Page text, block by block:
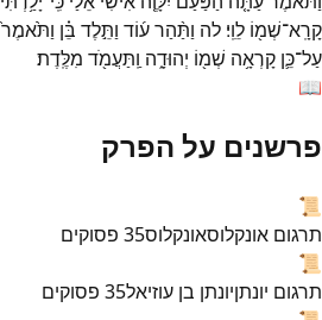
קָרָֽא־שְׁמ֖וֹ לֵוִֽי׃ לה וַתַּ֨הַרע֜וֹד וַתֵּ֣לֶד בֵּ֗ן וַתֹּ֙אמֶר֙
עַל־כֵּ֛ן קָרְאָ֥ה שְׁמ֖וֹ יְהוּדָ֑ה וַֽתַּעֲמֹ֖ד מִלֶּֽדֶת׃
📖
פרשנים על הפרק
📜
תרגום אונקלוסאונקלוס35 פסוקים
📜
תרגום יונתןיונתן בן עוזיאל35 פסוקים